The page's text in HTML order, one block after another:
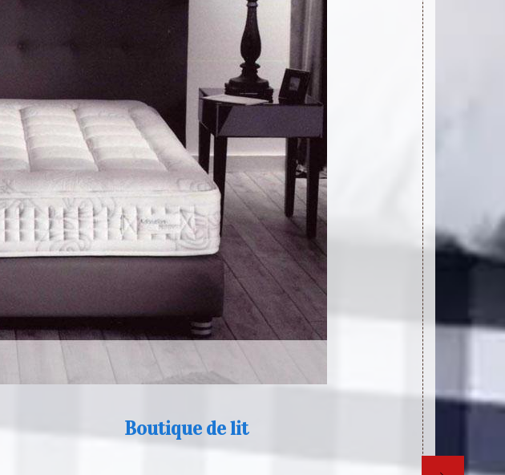
Boutique de lit